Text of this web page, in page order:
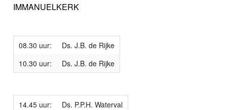
IMMANUELKERK
08.30 uur:
Ds. J.B. de Rijke
10.30 uur:
Ds. J.B. de Rijke
14.45 uur:
Ds. P.P.H. Waterval